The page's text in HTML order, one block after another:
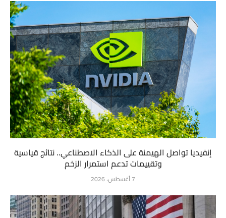
إنفيديا تواصل الهيمنة على الذكاء الاصطناعي.. نتائج قياسية
وتقييمات تدعم استمرار الزخم
7 أغسطس، 2026